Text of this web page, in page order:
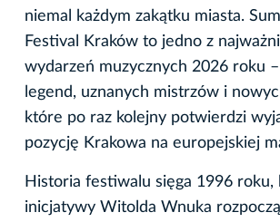
niemal każdym zakątku miasta.
Festival Kraków to jedno z
wydarzeń muzycznych 2026 roku
legend, uznanych mistrzów i
które po raz kolejny potwierdzi
pozycję Krakowa na europejskiej
Historia festiwalu sięga 1996 roku,
inicjatywy Witolda Wnuka